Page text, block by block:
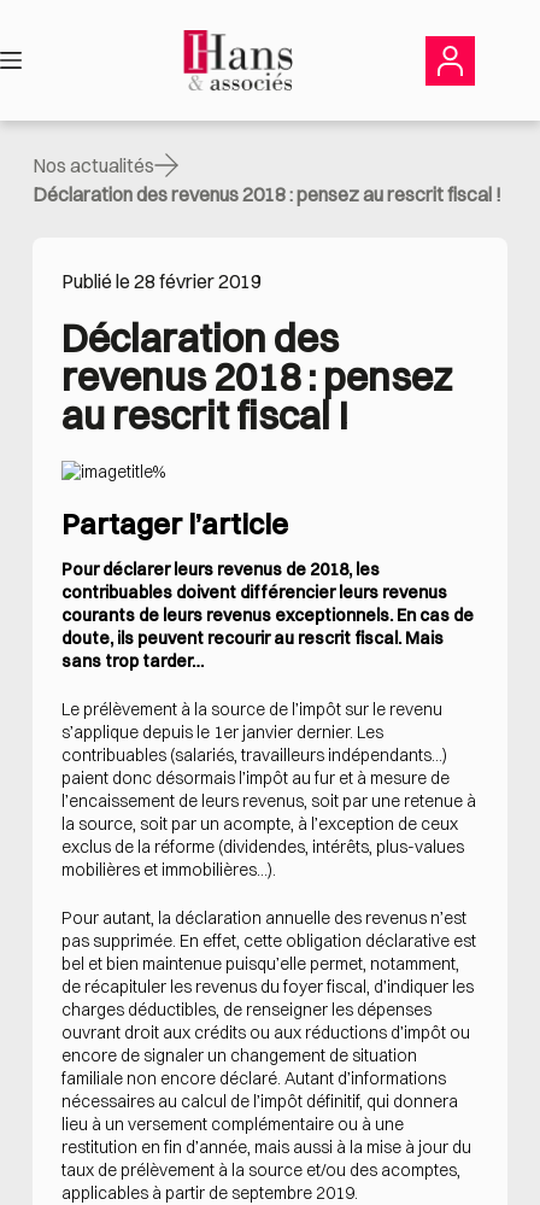
contenu
Nos actualités
Déclaration des revenus 2018 : pensez au rescrit fiscal !
Publié le 28 février 2019
Déclaration des
revenus 2018 : pensez
au rescrit fiscal !
Partager l’article
Pour déclarer leurs revenus de 2018, les
contribuables doivent différencier leurs revenus
courants de leurs revenus exceptionnels. En cas de
doute, ils peuvent recourir au rescrit fiscal. Mais
sans trop tarder…
Le prélèvement à la source de l’impôt sur le revenu
s’applique depuis le 1er janvier dernier. Les
contribuables (salariés, travailleurs indépendants…)
paient donc désormais l’impôt au fur et à mesure de
l’encaissement de leurs revenus, soit par une retenue à
la source, soit par un acompte, à l’exception de ceux
exclus de la réforme (dividendes, intérêts, plus-values
mobilières et immobilières…).
Pour autant, la déclaration annuelle des revenus n’est
pas supprimée. En effet, cette obligation déclarative est
bel et bien maintenue puisqu’elle permet, notamment,
de récapituler les revenus du foyer fiscal, d’indiquer les
charges déductibles, de renseigner les dépenses
ouvrant droit aux crédits ou aux réductions d’impôt ou
encore de signaler un changement de situation
familiale non encore déclaré. Autant d’informations
nécessaires au calcul de l’impôt définitif, qui donnera
lieu à un versement complémentaire ou à une
restitution en fin d’année, mais aussi à la mise à jour du
taux de prélèvement à la source et/ou des acomptes,
applicables à partir de septembre 2019.